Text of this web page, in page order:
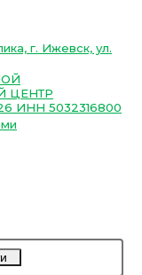
г. Ижевск, ул.
ЦЕНТР
ИНН 5032316800